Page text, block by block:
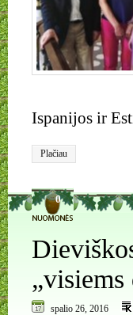
Ispanijos ir
Plačiau
0
„visiems
spalio 26, 2016